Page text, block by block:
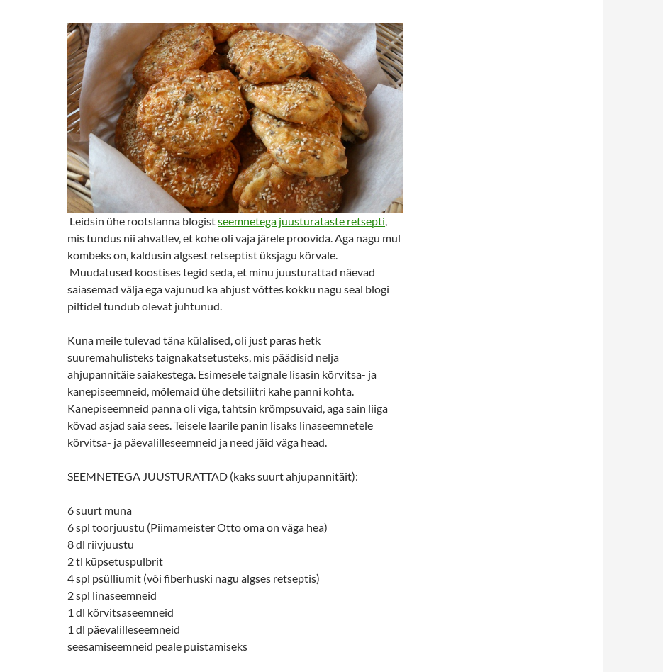
Leidsin ühe rootslanna blogistseemnetega juusturataste retsepti
mis tundus nii ahvatlev, et kohe oli vaja järele proovida. Aga nagu mul
kombeks on, kaldusin algsest retseptist üksjagu kõrvale.
Muudatused koostises tegid seda, et minu juusturattad näevad
saiasemad välja ega vajunud ka ahjust võttes kokku nagu seal blogi
piltidel tundub olevat juhtunud.
Kuna meile tulevad täna külalised, oli just paras hetk
suuremahulisteks taignakatsetusteks, mis päädisid nelja
ahjupannitäie saiakestega. Esimesele taignale lisasin kõrvitsa- ja
kanepiseemneid, mõlemaid ühe detsiliitri kahe panni kohta.
Kanepiseemneid panna oli viga, tahtsin krõmpsuvaid, aga sain liiga
kõvad asjad saia sees. Teisele laarile panin lisaks linaseemnetele
kõrvitsa- ja päevalilleseemneid ja need jäid väga head.
SEEMNETEGA JUUSTURATTAD (kaks suurt ahjupannitäit):
6 suurt muna
6 spl toorjuustu (Piimameister Otto oma on väga hea)
8 dl riivjuustu
2 tl küpsetuspulbrit
4 spl psülliumit (või fiberhuski nagu algses retseptis)
2 spl linaseemneid
1 dl kõrvitsaseemneid
1 dl päevalilleseemneid
seesamiseemneid peale puistamiseks